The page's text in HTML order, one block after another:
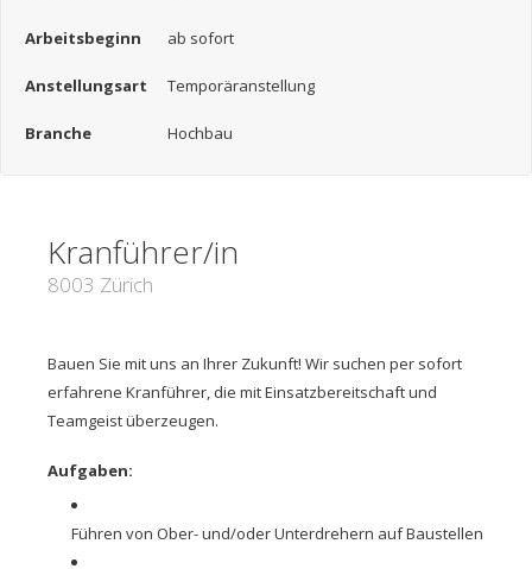
Arbeitsbeginn ab sofort
Anstellungsart Temporäranstellung
Branche Hochbau
Kranführer/in
8003 Zürich
Bauen Sie mit uns an Ihrer Zukunft! Wir suchen per sofort
erfahrene Kranführer, die mit Einsatzbereitschaft und
Teamgeist überzeugen.
Aufgaben:
Führen von Ober- und/oder Unterdrehern auf Baustellen